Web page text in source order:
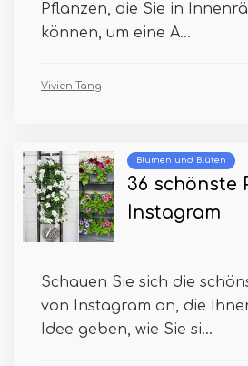
Pflanzen, die Sie in
können, um eine A...
Vivien Tang
Blumen und Blüten
36 schönste
Instagram
Schauen Sie sich die
von Instagram an, die
Idee geben, wie Sie si...